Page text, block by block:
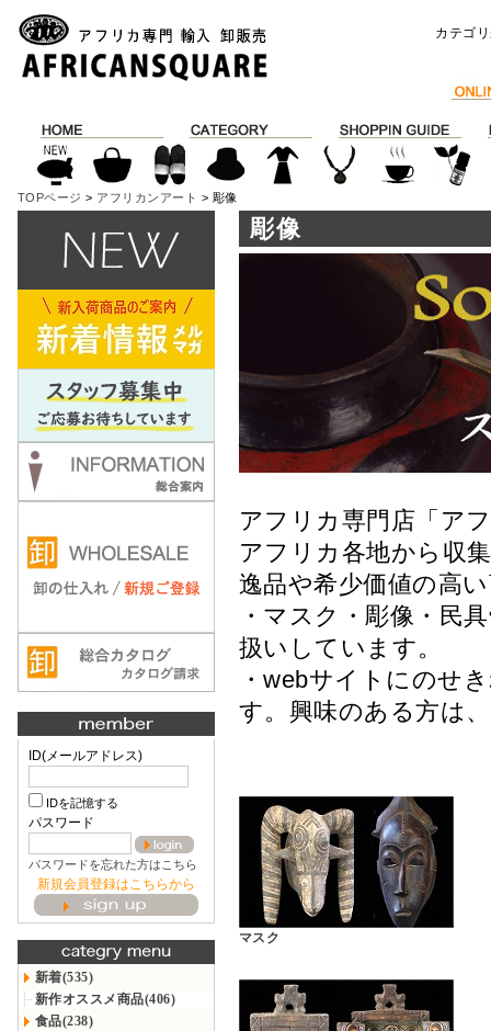
カテゴ
TOPページ > アフリカンアート > 彫像
ID(メールアドレス)
IDを記憶する
パスワード
パスワードを忘れた方はこちら
新規会員登録はこちらから
新着(535)
新作オススメ商品(406)
食品(238)
彫像
アフリカ専門店「ア
アフリカ各地から収
逸品や希少価値の高
・マスク・彫像・民
扱いしています。
・webサイトにのせ
す。興味のある方は
マスク